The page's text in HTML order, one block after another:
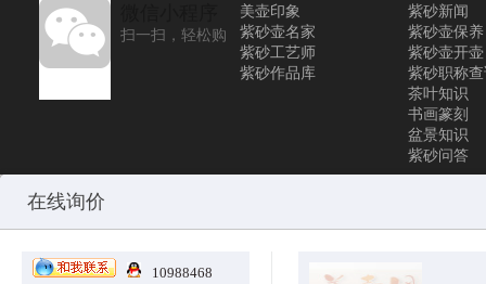
扫一扫，轻松购
美壶印象
紫砂壶名家
紫砂工艺师
紫砂作品库
紫砂新闻
紫砂壶保养
紫砂壶开壶
紫砂职称
茶叶知识
书画篆刻
盆景知识
紫砂问答
媒体宣传部：0.0018651485443115
Copyright © 2010-2026 All Rights Reserved沪ICP备12031096号-1美
在线询价
10988468